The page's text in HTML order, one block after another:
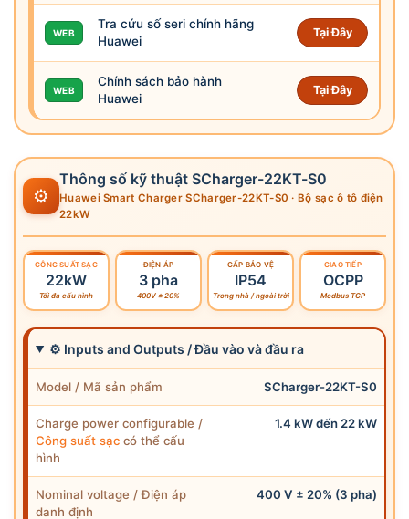
WEB
Tra cứu số seri chính hãng
Huawei
Tại Đây
WEB
Chính sách bảo hành
Huawei
Tại Đây
⚙
Thông số kỹ thuật SCharger-22KT-S0
Huawei Smart Charger SCharger-22KT-S0 · Bộ sạc ô tô điện
22kW
CÔNG SUẤT SẠC
22kW
Tối đa cấu hình
ĐIỆN ÁP
3 pha
400V ± 20%
CẤP BẢO VỆ
IP54
Trong nhà / ngoài trời
GIAO TIẾP
OCPP
Modbus TCP
⚙ Inputs and Outputs / Đầu vào và đầu ra
Model / Mã sản phẩm SCharger-22KT-S0
Charge power configurable /
Công suất sạc có thể cấu
hình
1.4 kW đến 22 kW
Nominal voltage / Điện áp
danh định
400 V ± 20% (3 pha)